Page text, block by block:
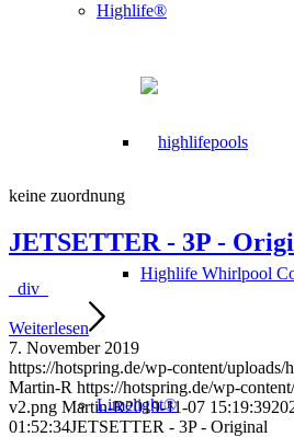
Highlife®
Highlife Whirlpool
Limelight®
keine zuordnung
JETSETTER - 3P -
_div_
Weiterlesen
7. November 2019
https://hotspring.de/wp-content/
Martin-R https://hotspring.de/wp-
v2.png Martin-R2019-11-07 15:19:39
01:52:34JETSETTER - 3P - Original